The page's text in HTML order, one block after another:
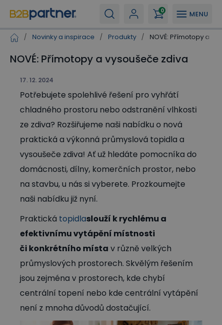
MENU
0
/ Novinky a inspirace / Produkty / NOVÉ: Přímotopy a
NOVÉ: Přímotopy a vysoušeče zdiva
17. 12. 2024
Potřebujete spolehlivé řešení pro vyhřátí
chladného prostoru nebo odstranění vlhkosti
ze zdiva? Rozšiřujeme naši nabídku o nová
praktická a výkonná průmyslová topidla a
vysoušeče zdiva! Ať už hledáte pomocníka do
domácnosti, dílny, komerčních prostor, nebo
na stavbu, u nás si vyberete. Prozkoumejte
naši nabídku již nyní.
Praktická topidlaslouží k rychlému a
efektivnímu vytápění místnosti
či konkrétního místa v různě velkých
průmyslových prostorech. Skvělým řešením
jsou zejména v prostorech, kde chybí
centrální topení nebo kde centrální vytápění
není z mnoha důvodů dostačující.